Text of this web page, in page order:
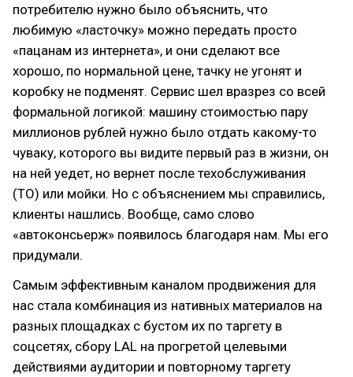
потребителю нужно было объяснить, что
любимую «ласточку» можно передать просто
«пацанам из интернета», и они сделают все
хорошо, по нормальной цене, тачку не угонят и
коробку не подменят. Сервис шел вразрез со всей
формальной логикой: машину стоимостью пару
миллионов рублей нужно было отдать какому-то
чуваку, которого вы видите первый раз в жизни, он
на ней уедет, но вернет после техобслуживания
(ТО) или мойки. Но с объяснением мы справились,
клиенты нашлись. Вообще, само слово
«автоконсьерж» появилось благодаря нам. Мы его
придумали.
Самым эффективным каналом продвижения для
нас стала комбинация из нативных материалов на
разных площадках с бустом их по таргету в
соцсетях, сбору LAL на прогретой целевыми
действиями аудитории и повторному таргету